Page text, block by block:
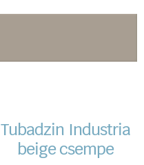
Tubadzin Industria
beige csempe